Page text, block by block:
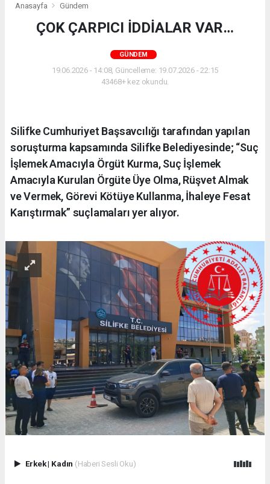
Anasayfa Gündem
ÇOK ÇARPICI İDDİALAR VAR…
GÜNDEM
19.06.2026 - 14:08, Güncelleme: 19.07.2026 - 22:15
43468+ kez okundu.
Silifke Cumhuriyet Başsavcılığı tarafından yapılan
soruşturma kapsamında Silifke Belediyesinde; “Suç
İşlemek Amacıyla Örgüt Kurma, Suç İşlemek
Amacıyla Kurulan Örgüte Üye Olma, Rüşvet Almak
ve Vermek, Görevi Kötüye Kullanma, İhaleye Fesat
Karıştırmak” suçlamaları yer alıyor.
Erkek| Kadın (Haberi Sesli Oku)